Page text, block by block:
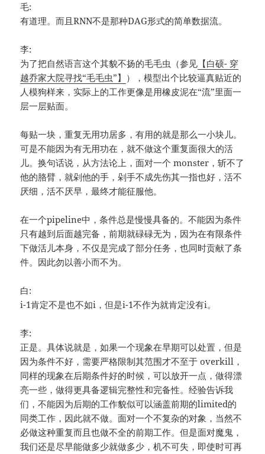
毛:
有道理。而且RNN不是那种DAG形式的简单数据流。
李:
为了把自然语言这个其貌不扬的毛毛虫（参见 【白硕- 穿
越乔家大院寻找“毛毛虫”】 ），模型出个比较逼真贴近的
人模狗样来，实际上的工作更像是用橡皮泥在“流”里面一
层一层贴面。
每贴一块，重复无用功居多，有用的就是那么一小块儿。
可是不能因为有无用功在，就不做这个重复面很大的活
儿。换句话说，从方法论上，面对一个 monster，斩不了
他的胳臂，就剁他的手，剁手不成先伤其一指也好，活不
厌细，活不厌早，最终才能征服他。
在一个pipeline中，条件总是慢慢具备的。不能因为条件
只有越到后面越完备，前期就碌碌无为，因为在有限条件
下做活儿本身，不仅是完成了部分任务，也同时贡献了条
件。因此勿以善小而不为。
白:
i-1肯定不是也不如i，但是i-1不作为就肯定没有i。
李:
正是。具体说就是，如果一个现象在早期可以处置，但是
因为条件不好，需要严格限制其范围才不至于 overkill，
同样的现象在后期条件好的时候，可以放开一点，做得漂
亮一些，做得更具备逻辑完整性和完备性。经验告诉我
们，不能因为后期的工作貌似可以涵盖前期的limited的
同类工作，因此就不做。面对一个不复杂的对象，当然不
必做这种重复而且也做不全的前期工作。但是面对魔鬼，
我们还是尽早能做多少就做多少，机不可失，即使时可再